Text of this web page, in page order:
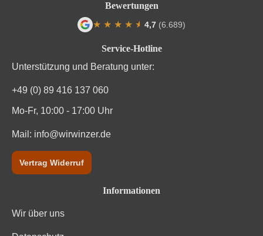
Service-Hotline
Unterstützung und Beratung unter:
+49 (0) 89 416 137 060
Mo-Fr, 10:00 - 17:00 Uhr
Mail: info@wirwinzer.de
Vertrag Widerruf
Informationen
Wir über uns
Bewertungen
★ ★ ★ ★ ★
★ 4,7 (6.689)